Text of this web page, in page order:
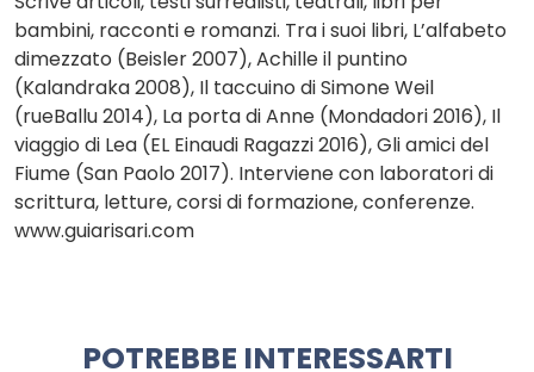
bambini, racconti e romanzi. Tra i suoi libri, L’alfabeto
dimezzato (Beisler 2007), Achille il puntino
(Kalandraka 2008), Il taccuino di Simone Weil
(rueBallu 2014), La porta di Anne (Mondadori 2016), Il
viaggio di Lea (EL Einaudi Ragazzi 2016), Gli amici del
Fiume (San Paolo 2017). Interviene con laboratori di
scrittura, letture, corsi di formazione, conferenze.
www.guiarisari.com
POTREBBE INTERESSARTI